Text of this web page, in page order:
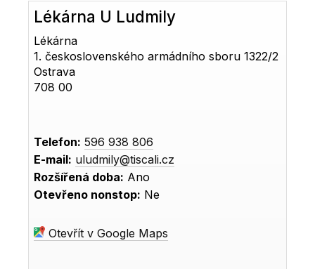
Lékárna U Ludmily
Lékárna
1. československého armádního sboru 1322/2
Ostrava
708 00
Telefon: 596 938 806
E-mail: uludmily@tiscali.cz
Rozšířená doba: Ano
Otevřeno nonstop: Ne
Otevřít v Google Maps